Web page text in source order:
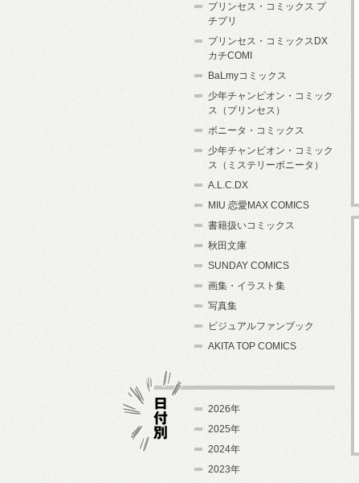
プリンセス・コミックス プ
チプリ
プリンセス・コミックスDX
カチCOMI
BaLmyコミックス
少年チャンピオン・コミック
ス（プリンセス）
ボニータ・コミックス
少年チャンピオン・コミック
ス（ミステリーボニータ）
A.L.C.DX
MIU 恋愛MAX COMICS
書籍扱いコミックス
秋田文庫
SUNDAY COMICS
画集・イラスト集
写真集
ビジュアルファンブック
AKITA TOP COMICS
2026年
2025年
2024年
2023年